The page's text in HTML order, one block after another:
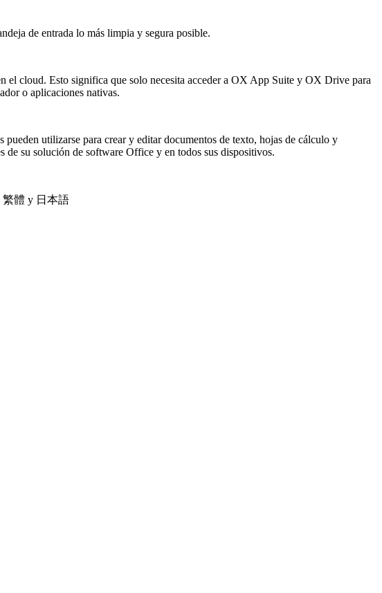
de entrada lo más limpia y segura posible.
el cloud. Esto significa que solo necesita acceder a OX App Suite y OX Drive para
o aplicaciones nativas.
utilizarse para crear y editar documentos de texto, hojas de cálculo y
de su solución de software Office y en todos sus dispositivos.
繁體 y 日本語